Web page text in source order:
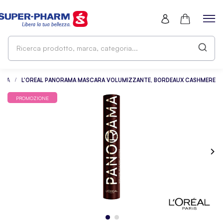
L'OREAL PANORAMA MASCARA VOLUMIZZANTE, BORDEAUX CASHMERE
PROMOZIONE